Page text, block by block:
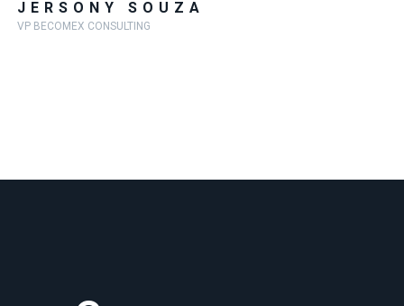
JERSONY SOUZA
VP BECOMEX CONSULTING